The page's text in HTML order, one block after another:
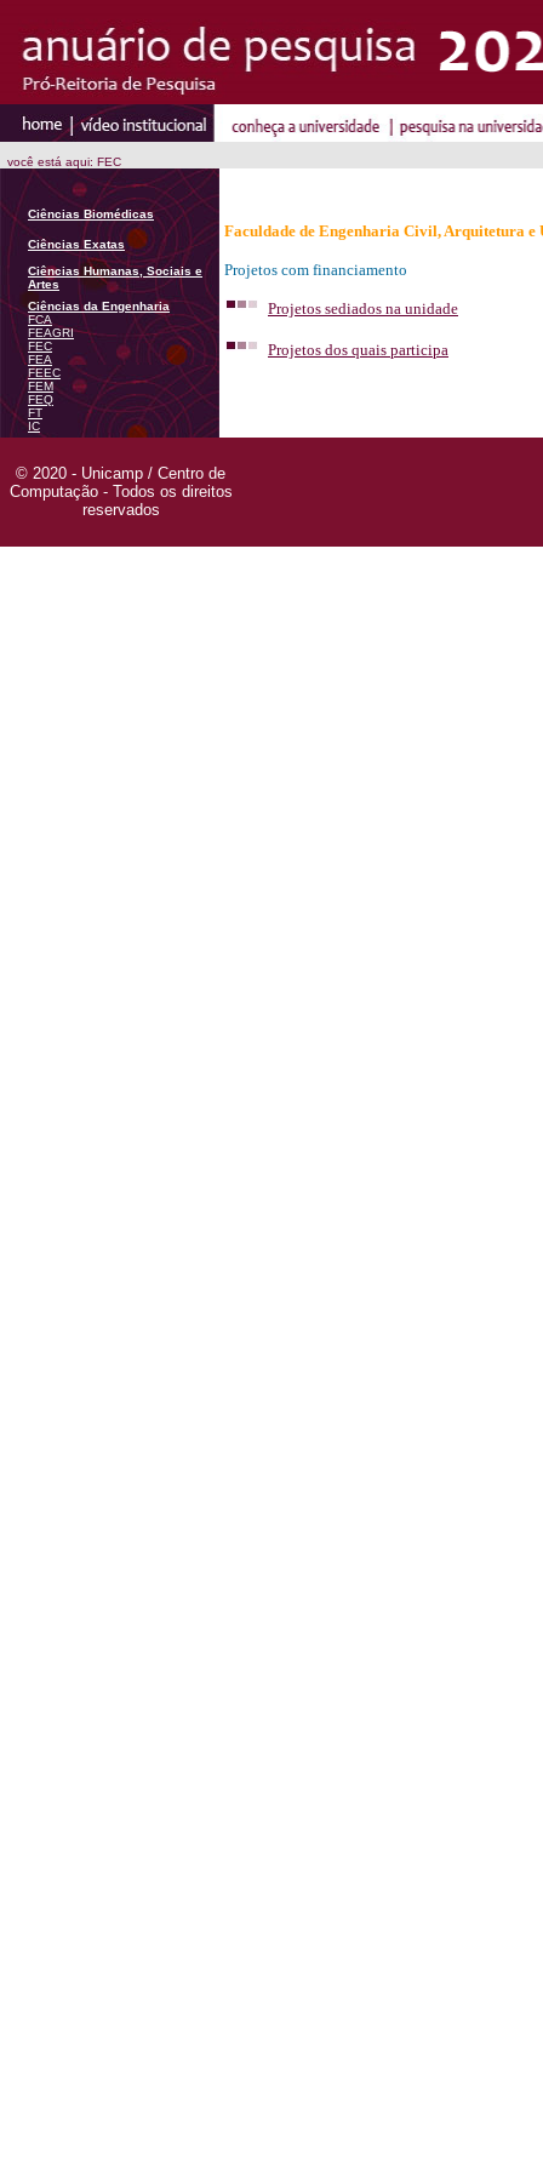
você está aqui: FEC
Ciências Biomédicas
Ciências Exatas
Ciências Humanas, Sociais e
Artes
Ciências da Engenharia
FCA
FEAGRI
FEC
FEA
FEEC
FEM
FEQ
FT
IC
Faculdade de Engenharia Civil, Arquitetura e
Projetos com financiamento
Projetos sediados na unidade
Projetos dos quais participa
© 2020 - Unicamp / Centro de
Computação - Todos os direitos
reservados